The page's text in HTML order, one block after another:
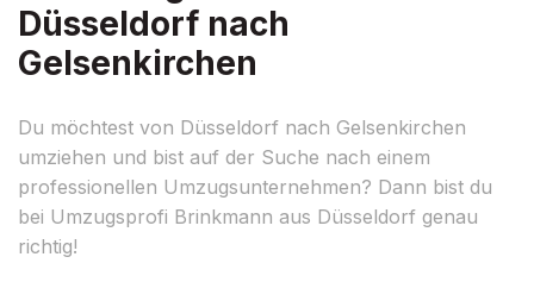
Düsseldorf nach
Gelsenkirchen
Du möchtest von Düsseldorf nach Gelsenkirchen
umziehen und bist auf der Suche nach einem
professionellen Umzugsunternehmen? Dann bist du
bei Umzugsprofi Brinkmann aus Düsseldorf genau
richtig!